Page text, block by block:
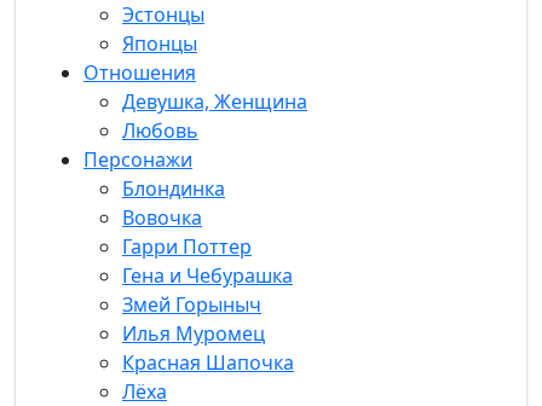
Эстонцы
Японцы
Отношения
Девушка, Женщина
Любовь
Персонажи
Блондинка
Вовочка
Гарри Поттер
Гена и Чебурашка
Змей Горыныч
Илья Муромец
Красная Шапочка
Лёха